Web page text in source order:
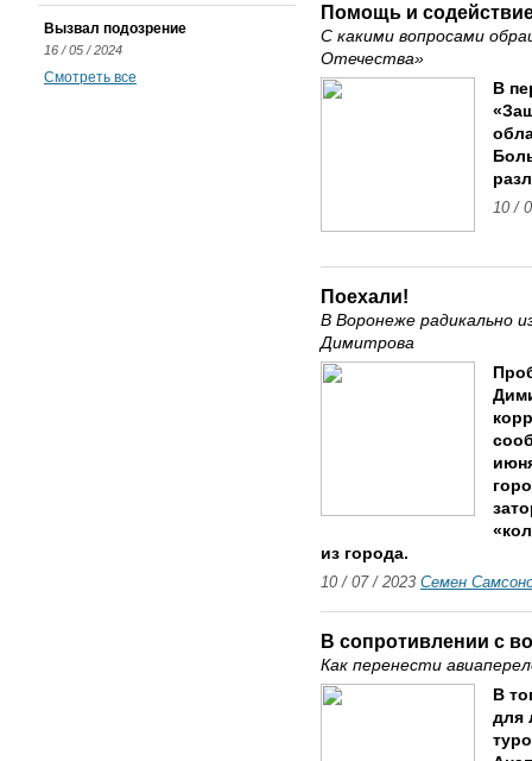
Помощь и
С какими вопросами
Отечества»
В
10 /
Поехали!
В Воронеже радикально
Димитрова
из города.
10 / 07 / 2023 Семен
В сопротивлении с
Как перенести
В
для
Вызвал подозрение
16 / 05 / 2024
Смотреть все